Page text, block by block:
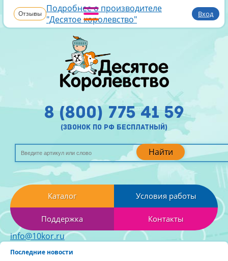
Отзывы Подробнее о производителе
"Десятое королевство"
Вход
Найти
8 (800) 775 41 59
(звонок по рф бесплатный)
Каталог Условия работы
Поддержка Контакты
info@10kor.ru
Последние новости